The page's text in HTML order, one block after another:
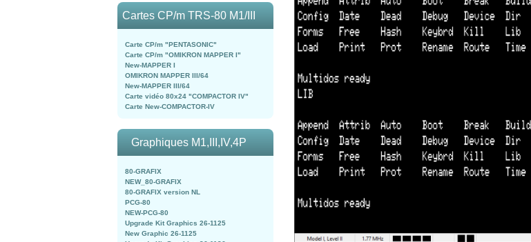
Cartes CP/m TRS-80 M1/III
Carte CP/m "PENTASONIC"
Carte CP/m "OMIKRON MAPPER I"
New-MAPPER I
OMIKRON MAPPER III/64
New-MAPPER III/64
Carte vidéo 80x24 "COMPACTOR IV"
Carte New-COMPACTOR-IV
Graphiques M1,III,IV,4P
80-GRAFIX
NEW_80-GRAFIX
80-GRAFIX version NL
PCG-80
NEW-PCG-80
Upgrade Kit Graphics 26-1125
New Graphic 26-1125